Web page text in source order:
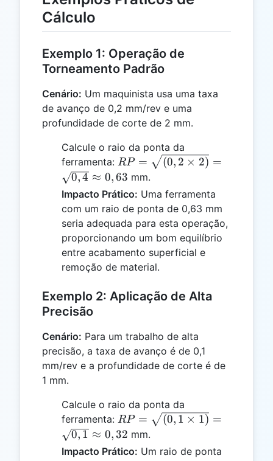
Cálculo
Exemplo 1: Operação de
Torneamento Padrão
Cenário: Um maquinista usa uma taxa
de avanço de 0,2 mm/rev e uma
profundidade de corte de 2 mm.
Calcule o raio da ponta da
ferramenta: RP =
\sqrt{(0,2
\times 2)}
\sqrt{0,4}
\approx
0,63
RP = (0, 2 × 2) =
0,4 ≈ 0,63 mm.
Impacto Prático: Uma ferramenta
com um raio de ponta de 0,63 mm
seria adequada para esta operação,
proporcionando um bom equilíbrio
entre acabamento superficial e
remoção de material.
Exemplo 2: Aplicação de Alta
Precisão
Cenário: Para um trabalho de alta
precisão, a taxa de avanço é de 0,1
mm/rev e a profundidade de corte é de
1 mm.
Calcule o raio da ponta da
ferramenta: RP =
\sqrt{(0,1
\times 1)}
RP = (0, 1 × 1) =
0,1 ≈ 0,32 mm.
Impacto Prático: Um raio de ponta